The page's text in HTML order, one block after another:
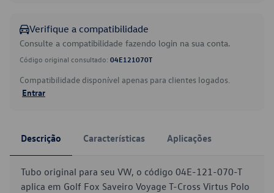
Verifique a compatibilidade
Consulte a compatibilidade fazendo login na sua conta.
Código original consultado: 04E121070T
Compatibilidade disponível apenas para clientes logados.
Entrar
Descrição Características Aplicações
Tubo original para seu VW, o código 04E-121-070-T
aplica em Golf Fox Saveiro Voyage T-Cross Virtus Polo